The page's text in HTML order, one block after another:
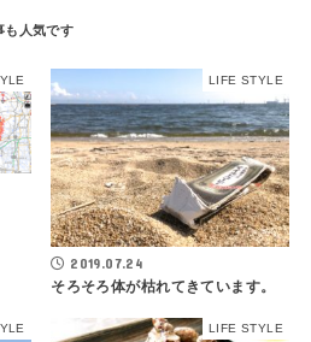
LIFE STYLE
2019.07.24
そろそろ体が枯れてきています。
LIFE STYLE